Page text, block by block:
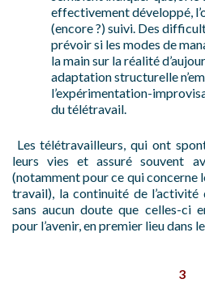
effectivement développé,
(encore ?) suivi. Des
prévoir si les modes de
la main sur la réalité
adaptation structurelle
l’expérimentation-
du télétravail.
Les télétravailleurs, qui ont
leurs vies et assuré souvent
(notamment pour ce qui concerne
travail), la continuité de l’activité
sans aucun doute que celles-ci
pour l’avenir, en premier lieu dans
3